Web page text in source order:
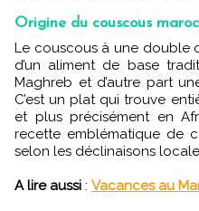
Origine du couscous
Le couscous à une double origine. En premier lieu, il s’agit
d’un aliment de base
Maghreb et d’autre part
C’est un plat qui trouve
et plus précisément en
recette emblématique de
selon les déclinaisons
A lire aussi : Vacances au